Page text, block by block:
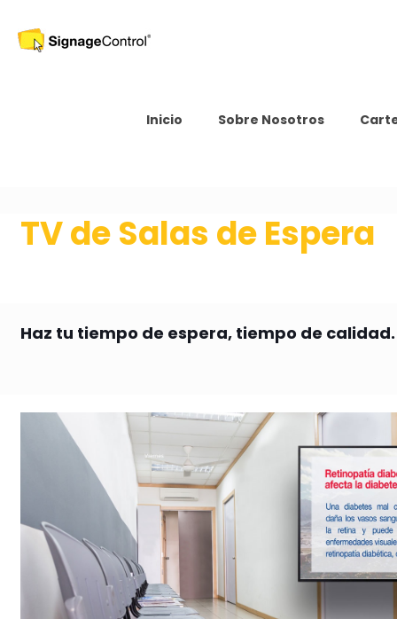
Inicio Sobre Nosotros
TV de Salas de Espera
Haz tu tiempo de espera, tiempo de calidad.